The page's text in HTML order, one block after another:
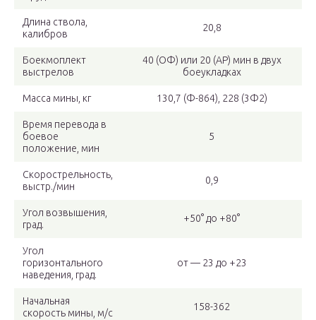
Длина ствола,
калибров
20,8
Боекмоплект
выстрелов
40 (ОФ) или 20 (АР) мин в двух
боеукладках
Масса мины, кг 130,7 (Ф-864), 228 (3Ф2)
Время перевода в
боевое
положение, мин
5
Скорострельность,
выстр./мин
0,9
Угол возвышения,
град.
+50° до +80°
Угол
горизонтального
наведения, град.
от — 23 до +23
Начальная
скорость мины, м/с
158-362